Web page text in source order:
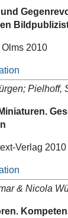
2010
Pielhoff,
Verlag 2010
& Nicola